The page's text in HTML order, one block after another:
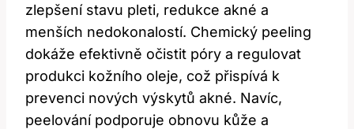
zlepšení stavu pleti, redukce akné a
menších nedokonalostí. Chemický peeling
dokáže efektivně očistit póry a regulovat
produkci kožního oleje, což přispívá k
prevenci nových výskytů akné. Navíc,
peelování podporuje obnovu kůže a